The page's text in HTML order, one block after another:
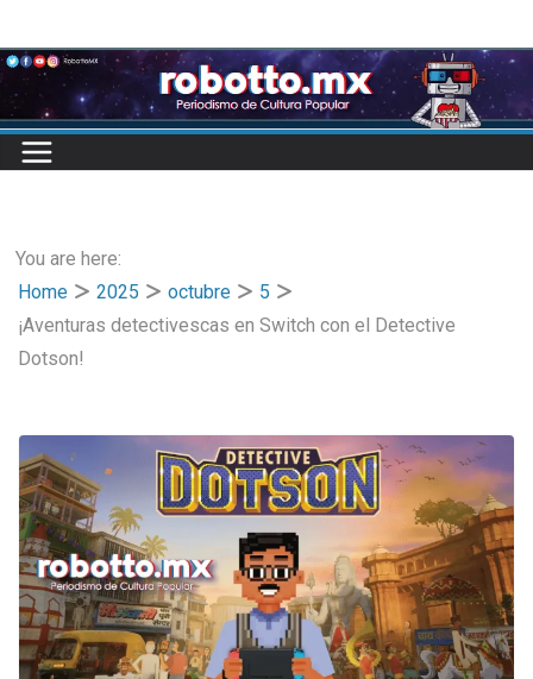
to
content
You are here:
Home
2025 octubre
5
¡Aventuras detectivescas en Switch con el Detective
Dotson!